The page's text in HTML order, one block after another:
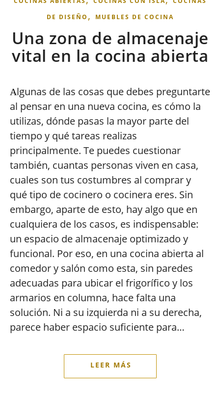
DE DISEÑO , MUEBLES DE COCINA
Una zona de almacenaje
vital en la cocina abierta
Algunas de las cosas que debes preguntarte
al pensar en una nueva cocina, es cómo la
utilizas, dónde pasas la mayor parte del
tiempo y qué tareas realizas
principalmente. Te puedes cuestionar
también, cuantas personas viven en casa,
cuales son tus costumbres al comprar y
qué tipo de cocinero o cocinera eres. Sin
embargo, aparte de esto, hay algo que en
cualquiera de los casos, es indispensable:
un espacio de almacenaje optimizado y
funcional. Por eso, en una cocina abierta al
comedor y salón como esta, sin paredes
adecuadas para ubicar el frigorífico y los
armarios en columna, hace falta una
solución. Ni a su izquierda ni a su derecha,
parece haber espacio suficiente para…